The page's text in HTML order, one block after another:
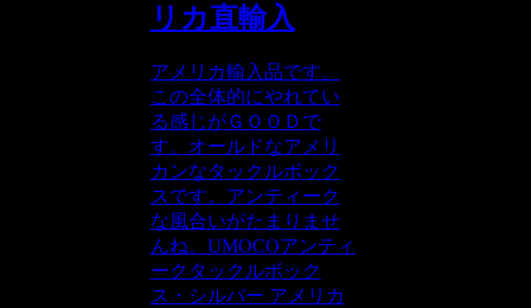
リカ直輸入
アメリカ輸入品です。
この全体的にやれてい
る感じがＧＯＯＤで
す。オールドなアメリ
カンなタックルボック
スです。アンティーク
な風合いがたまりませ
んね。UMOCOアンティ
ークタックルボック
ス・シルバー アメリカ